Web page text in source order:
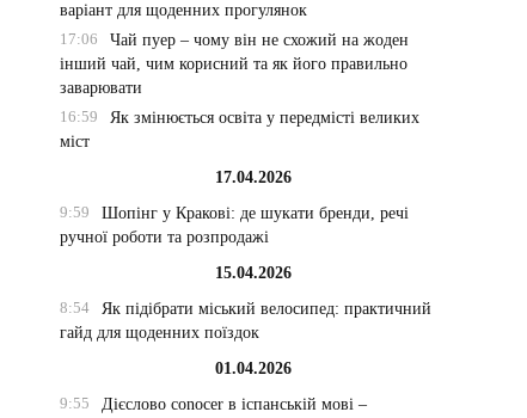
варіант для щоденних прогулянок
17:06
Чай пуер – чому він не схожий на жоден
інший чай, чим корисний та як його правильно
заварювати
16:59
Як змінюється освіта у передмісті великих
міст
17.04.2026
9:59
Шопінг у Кракові: де шукати бренди, речі
ручної роботи та розпродажі
15.04.2026
8:54
Як підібрати міський велосипед: практичний
гайд для щоденних поїздок
01.04.2026
9:55
Дієслово conocer в іспанській мові –